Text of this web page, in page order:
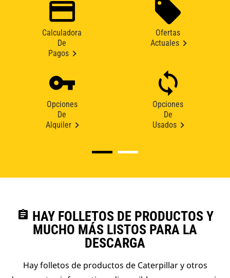
Calculadora
De
Pagos
Ofertas
Actuales
Opciones
De
Alquiler
Opciones
De
Usados
assignment HAY FOLLETOS DE PRODUCTOS Y
MUCHO MÁS LISTOS PARA LA
DESCARGA
Hay folletos de productos de Caterpillar y otros